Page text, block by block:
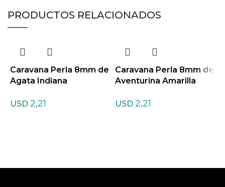
PRODUCTOS RELACIONADOS
Caravana Perla 8mm de
Agata Indiana
USD 2,21
Caravana Perla 8mm de
Aventurina Amarilla
USD 2,21